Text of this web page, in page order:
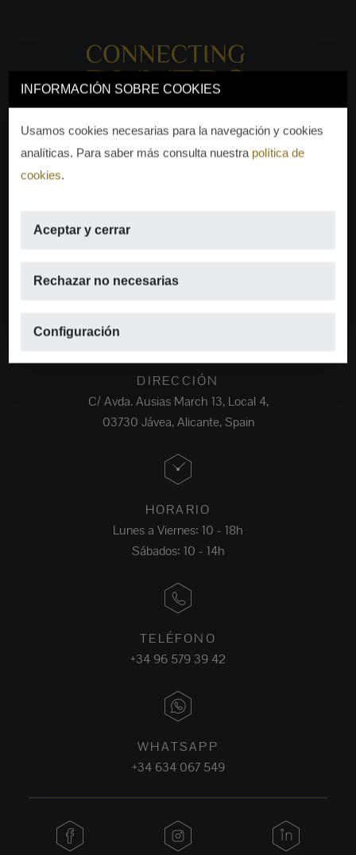
INFORMACIÓN SOBRE COOKIES
Usamos cookies necesarias para la navegación y cookies
analíticas. Para saber más consulta nuestra política de
cookies.
Aceptar y cerrar
Rechazar no necesarias
Configuración
EMAIL
DIRECCIÓN
C/ Avda. Ausias March 13, Local 4,
03730 Jávea, Alicante, Spain
HORARIO
Lunes a Viernes: 10 - 18h
Sábados: 10 - 14h
TELÉFONO
+34 96 579 39 42
WHATSAPP
+34 634 067 549